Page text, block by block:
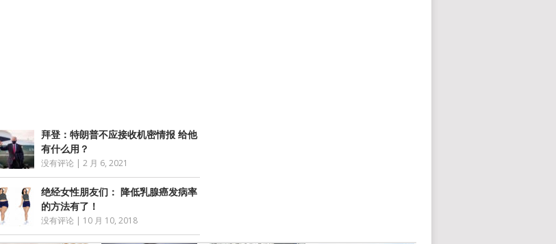
拜登：特朗普不应接收机密情报 给他
有什么用？
没有评论 |2 月 6, 2021
绝经女性朋友们： 降低乳腺癌发病率
的方法有了！
没有评论 | 10 月 10, 2018